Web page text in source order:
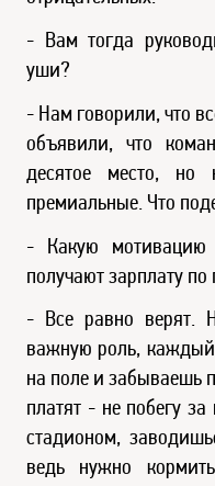
- Вам тогда
уши?
- Нам говорили, что
объявили, что
десятое место, но
премиальные. Что
- Какую мотивацию
получают зарплату по
- Все равно верят.
важную роль,
на поле и забываешь
платят - не побегу
стадионом,
ведь нужно